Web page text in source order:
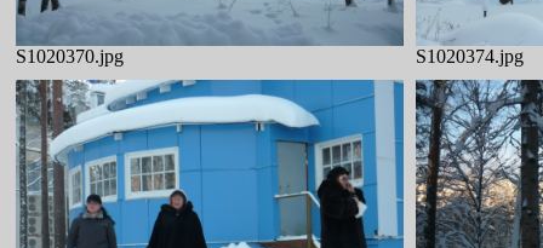
S1020370.jpg S1020374.jpg